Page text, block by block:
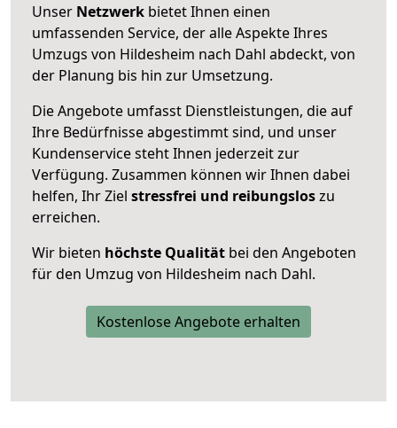
Unser Netzwerk bietet Ihnen einen
umfassenden Service, der alle Aspekte Ihres
Umzugs von Hildesheim nach Dahl abdeckt, von
der Planung bis hin zur Umsetzung.
Die Angebote umfasst Dienstleistungen, die auf
Ihre Bedürfnisse abgestimmt sind, und unser
Kundenservice steht Ihnen jederzeit zur
Verfügung. Zusammen können wir Ihnen dabei
helfen, Ihr Ziel stressfrei und reibungsloszu
erreichen.
Wir bieten höchste Qualität bei den Angeboten
für den Umzug von Hildesheim nach Dahl.
Kostenlose Angebote erhalten